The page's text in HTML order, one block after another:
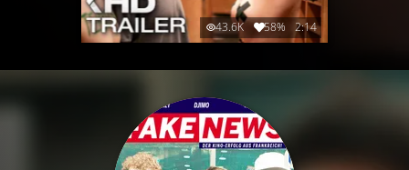
43.6K 58% 2:14